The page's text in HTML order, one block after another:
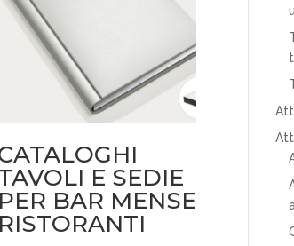
E SEDIE
PER BAR MENSE
RISTORANTI